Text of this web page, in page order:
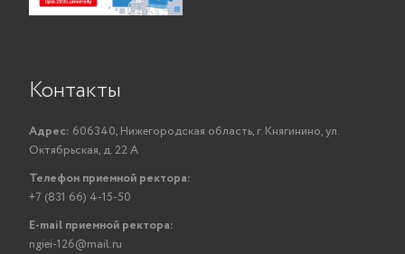
Контакты
Адрес: 606340, Нижегородская область, г. Княгинино, ул.
Октябрьская, д. 22 А
Телефон приемной ректора:
+7 (831 66) 4-15-50
E-mail приемной ректора:
ngiei-126@mail.ru